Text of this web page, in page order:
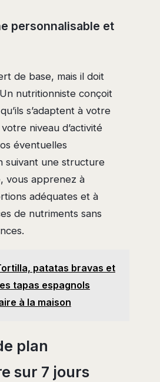
personnalisable et
de base, mais il doit
nutritionniste conçoit
s’adaptent à votre
niveau d’activité
éventuelles
suivant une structure
vous apprenez à
adéquates et à
de nutriments sans
patatas bravas et
tapas espagnols
à la maison
plan
sur 7 jours